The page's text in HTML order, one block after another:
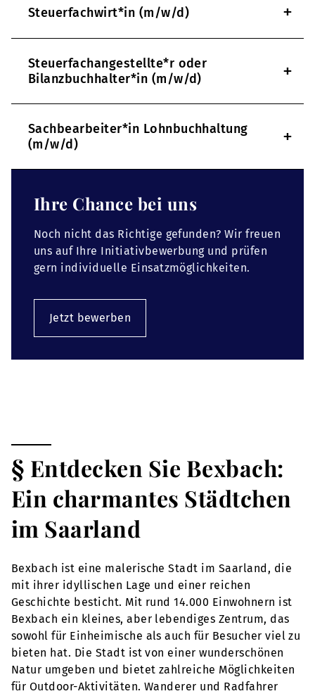
Steuerfachwirt*in (m/w/d) +
Steuerfachangestellte*r oder
Bilanzbuchhalter*in (m/w/d)
+
Sachbearbeiter*in Lohnbuchhaltung
(m/w/d)
+
Ihre Chance bei uns
Noch nicht das Richtige gefunden? Wir freuen
uns auf Ihre Initiativbewerbung und prüfen
gern individuelle Einsatzmöglichkeiten.
Jetzt bewerben
§ Entdecken Sie Bexbach:
Ein charmantes Städtchen
im Saarland
Bexbach ist eine malerische Stadt im Saarland, die
mit ihrer idyllischen Lage und einer reichen
Geschichte besticht. Mit rund 14.000 Einwohnern ist
Bexbach ein kleines, aber lebendiges Zentrum, das
sowohl für Einheimische als auch für Besucher viel zu
bieten hat. Die Stadt ist von einer wunderschönen
Natur umgeben und bietet zahlreiche Möglichkeiten
für Outdoor-Aktivitäten. Wanderer und Radfahrer